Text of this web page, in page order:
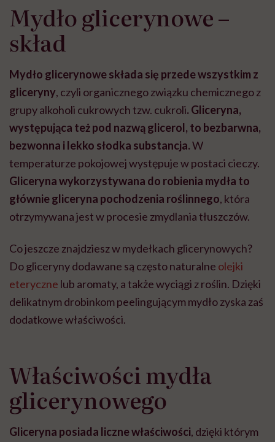
Mydło glicerynowe –
skład
Mydło glicerynowe składa się przede wszystkim z
gliceryny, czyli organicznego związku chemicznego z
grupy alkoholi cukrowych tzw. cukroli. Gliceryna,
występująca też pod nazwą glicerol, to bezbarwna,
bezwonna i lekko słodka substancja.W
temperaturze pokojowej występuje w postaci cieczy.
Gliceryna wykorzystywana do robienia mydła to
głównie gliceryna pochodzenia roślinnego, która
otrzymywana jest w procesie zmydlania tłuszczów.
Co jeszcze znajdziesz w mydełkach glicerynowych?
Do gliceryny dodawane są często naturalne olejki
eteryczne lub aromaty, a także wyciągi z roślin. Dzięki
delikatnym drobinkom peelingującym mydło zyska zaś
dodatkowe właściwości.
Właściwości mydła
glicerynowego
Gliceryna posiada liczne właściwości, dzięki którym